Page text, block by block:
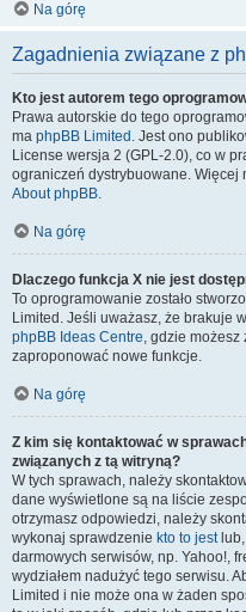
Na górę
Zagadnienia związane z
Kto jest autorem tego
Prawa autorskie do tego
ma phpBB Limited . Jest ono
License wersja 2 (GPL-2.0), co w
ograniczeń dystrybuowane. Więcej
About phpBB.
Na górę
Dlaczego funkcja X nie jest
To oprogramowanie zostało
Limited. Jeśli uważasz, że brakuje
phpBB Ideas Centre, gdzie możesz
zaproponować nowe funkcje.
Na górę
Z kim się kontaktować w
związanych z tą witryną?
W tych sprawach, należy
dane wyświetlone są na liście
otrzymasz odpowiedzi, należy
wykonaj sprawdzenie kto to jestlub,
darmowych serwisów, np. Yahoo!,
wydziałem nadużyć tego serwisu.
Limited i nie może ona w żaden